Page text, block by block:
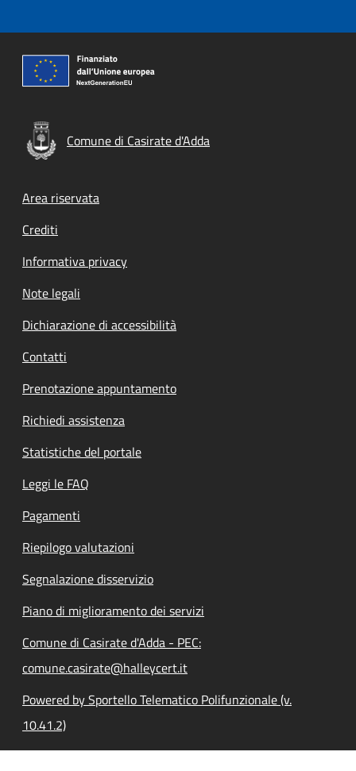
Comune di Casirate d'Adda
Footer menu
Area riservata
Crediti
Informativa privacy
Note legali
Dichiarazione di accessibilità
Contatti
Prenotazione appuntamento
Richiedi assistenza
Statistiche del portale
Leggi le FAQ
Pagamenti
Riepilogo valutazioni
Segnalazione disservizio
Piano di miglioramento dei servizi
Comune di Casirate d'Adda - PEC:
comune.casirate@halleycert.it
Powered by Sportello Telematico Polifunzionale (v.
10.41.2)